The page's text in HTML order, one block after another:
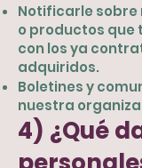
Notificarle sobre
o productos que
con los ya
adquiridos.
Boletines y
nuestra
4) ¿Qué